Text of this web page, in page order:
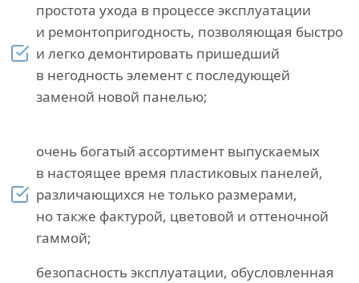
простота ухода в процессе эксплуатации
и ремонтопригодность, позволяющая быстро
и легко демонтировать пришедший
в негодность элемент с последующей
заменой новой панелью;
очень богатый ассортимент выпускаемых
в настоящее время пластиковых панелей,
различающихся не только размерами,
но также фактурой, цветовой и оттеночной
гаммой;
безопасность эксплуатации, обусловленная